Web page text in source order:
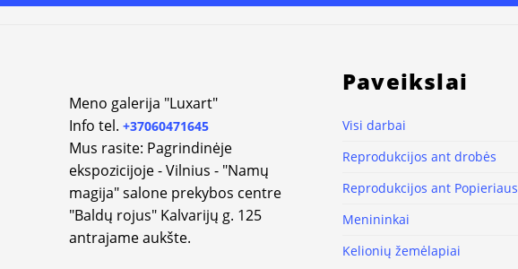
Meno galerija "Luxart"
Info tel. +37060471645
Mus rasite: Pagrindinėje
ekspozicijoje - Vilnius - "Namų
magija" salone prekybos centre
"Baldų rojus" Kalvarijų g. 125
antrajame aukšte.
Paveikslai
Visi darbai
Reprodukcijos ant drobės
Reprodukcijos ant Popieriaus
Menininkai
Kelionių žemėlapiai